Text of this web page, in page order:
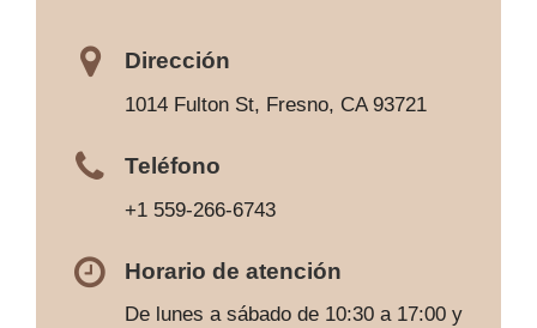
Dirección
1014 Fulton St, Fresno, CA 93721
Teléfono
+1 559-266-6743
Horario de atención
De lunes a sábado de 10:30 a 17:00 y